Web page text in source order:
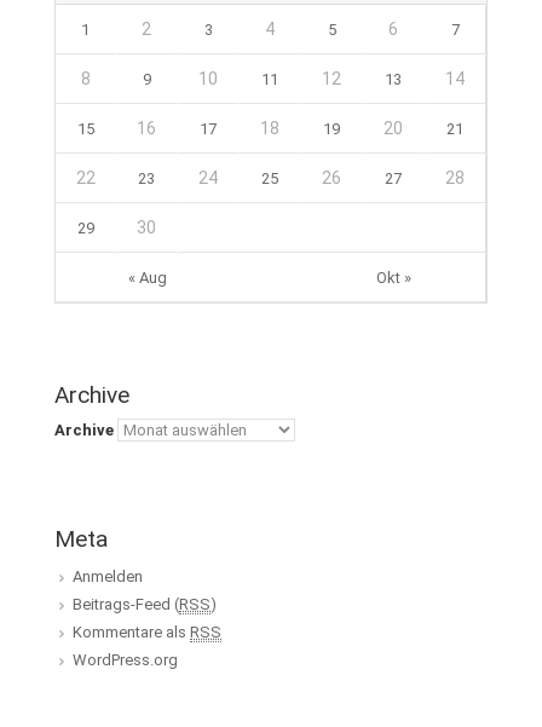
« Aug Okt »
1 2 3 4 5 6 7
8 9 10 11 12 13 14
15 16 17 18 19 20 21
22 23 24 25 26 27 28
29 30
Archive
Archive
Meta
Anmelden
Beitrags-Feed (RSS)
Kommentare als RSS
WordPress.org